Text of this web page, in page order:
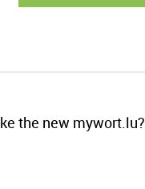
the new mywort.lu?